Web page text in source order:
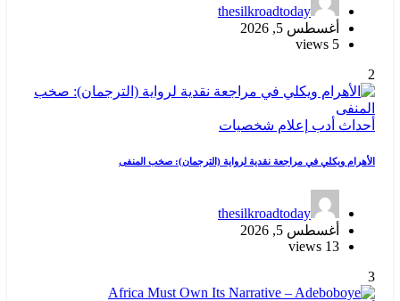
thesilkroadtoday
أغسطس 5, 2026
5 views
2
أحداث أدب إعلام شخصيات
الأهرام ويكلي في مراجعة نقدية لرواية (الترجمان): صخب المنفى
thesilkroadtoday
أغسطس 5, 2026
13 views
3